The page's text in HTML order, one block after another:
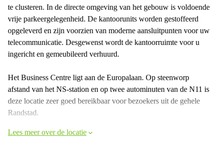
te clusteren. In de directe omgeving van het gebouw is voldoende
vrije parkeergelegenheid. De kantoorunits worden gestoffeerd
opgeleverd en zijn voorzien van moderne aansluitpunten voor uw
telecommunicatie. Desgewenst wordt de kantoorruimte voor u
ingericht en gemeubileerd verhuurd.
Het Business Centre ligt aan de Europalaan. Op steenworp
afstand van het NS-station en op twee autominuten van de N11 is
deze locatie zeer goed bereikbaar voor bezoekers uit de gehele
Randstad.
Lees meer over de locatie